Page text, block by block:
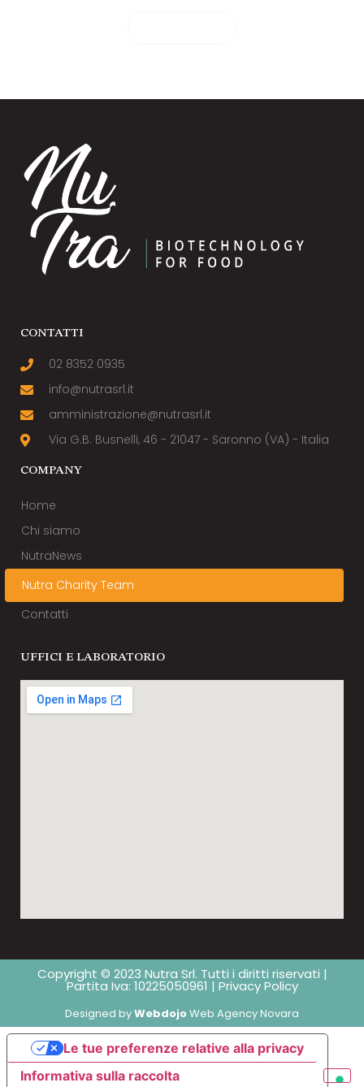
CONTATTI
02 8352 0935
info@nutrasrl.it
amministrazione@nutrasrl.it
Via G.B. Busnelli, 46 - 21047 - Saronno (VA) - Italia
COMPANY
Home
Chi siamo
NutraNews
Nutra Charity Team
Contatti
UFFICI E LABORATORIO
Copyright © 2023 Nutra Srl. Tutti i diritti riservati |
Partita Iva: 10225050961 | Privacy Policy
Designed byWebdojoWeb Agency Novara
Informativa sulla raccolta
Le tue preferenze relative alla privacy